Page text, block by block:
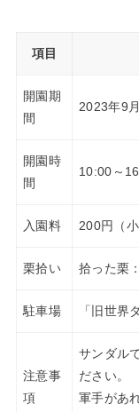
項目
開園期
間
2023年9
開園時
間
10:00～
入園料 200円（
栗拾い 拾った栗
駐車場 「旧世界
注意事
項
サンダル
ださい。
軍手があ